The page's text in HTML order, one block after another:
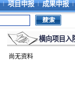
| 项目申报 | 成果申报 |
横向项目入
尚无资料